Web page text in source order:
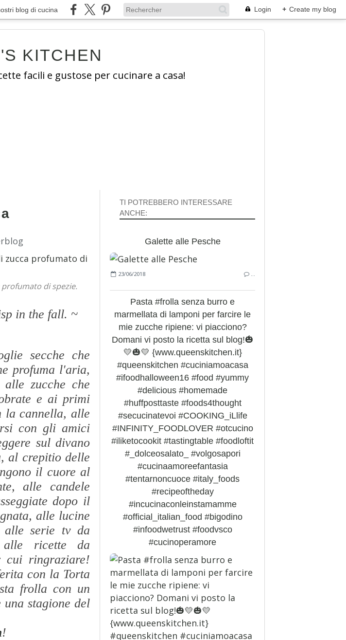
blog di cucina Login + Create my blog
KITCHEN
facili e gustose per cucinare a casa!
di spezie.
in the fall. ~
secche che
profuma l'aria,
zucche che
e ai primi
la cannella, alle
con gli amici
sul divano
al crepitio delle
il cuore al
alle candele
dopo il
alle lucine
serie tv da
alle ricette da
ringraziare!
con la Torta
frolla con un
stagione del
!
TI POTREBBERO INTERESSARE
ANCHE:
Galette alle Pesche
23/06/2018
Pasta #frolla senza burro e
marmellata di lamponi per farcire le
mie zucche ripiene: vi piacciono?
Domani vi posto la ricetta sul blog!🎃
💛🎃💛 {www.queenskitchen.it}
#queenskitchen #cuciniamoacasa
#ifoodhalloween16 #food #yummy
#delicious #homemade
#huffposttaste #foods4thought
#secucinatevoi #COOKING_iLlife
#INFINITY_FOODLOVER #otcucino
#iliketocookit #tastingtable #foodloftit
#_dolceosalato_ #volgosapori
#cucinaamoreefantasia
#tentarnoncuoce #italy_foods
#recipeoftheday
#incucinaconleinstamamme
#official_italian_food #bigodino
#infoodwetrust #foodvsco
#cucinoperamore